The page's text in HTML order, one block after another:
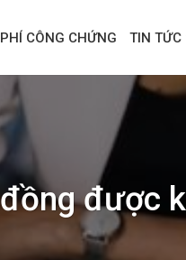
PHÍ CÔNG CHỨNG TIN TỨC
được